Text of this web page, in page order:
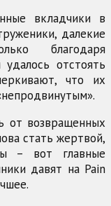
вкладчики в
далекие
благодаря
отстоять
что их
от возвращенных
стать жертвой,
– вот главные
давят на Pain